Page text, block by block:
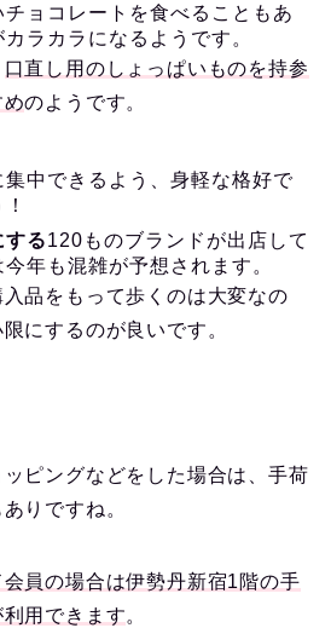
ョコレートを食べることもあ
ラカラになるようです。
口直し用のしょっぱいものを持参
めのようです。
中できるよう、身軽な格好で
する120 ものブランドが出店して
年も混雑が予想されます。
品をもって歩くのは大変なの
にするのが良いです。
ッピングなどをした場合は、手荷
りですね。
員の場合は伊勢丹新宿1 階の手
用できます。